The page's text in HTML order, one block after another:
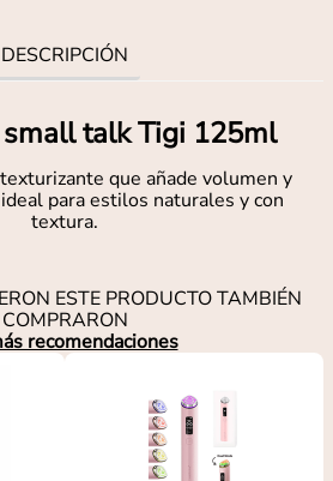
DESCRIPCIÓN
talk Tigi 125ml
que añade volumen y
para estilos naturales y con
textura.
ESTE PRODUCTO TAMBIÉN
COMPRARON
recomendaciones